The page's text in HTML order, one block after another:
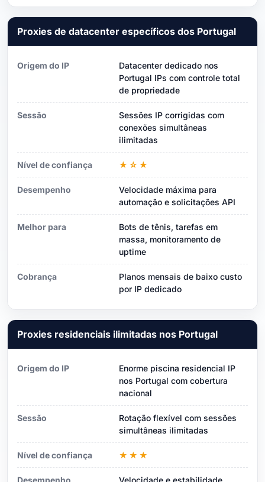
Proxies de datacenter específicos dos Portugal
Origem do IP
Datacenter dedicado nos
Portugal IPs com controle total
de propriedade
Sessão
Sessões IP corrigidas com
conexões simultâneas
ilimitadas
Nível de confiança ★☆★
Desempenho
Velocidade máxima para
automação e solicitações API
Melhor para
Bots de tênis, tarefas em
massa, monitoramento de
uptime
Cobrança
Planos mensais de baixo custo
por IP dedicado
Proxies residenciais ilimitadas nos Portugal
Origem do IP
Enorme piscina residencial IP
nos Portugal com cobertura
nacional
Sessão
Rotação flexível com sessões
simultâneas ilimitadas
Nível de confiança ★★★
Desempenho
Velocidade e estabilidade